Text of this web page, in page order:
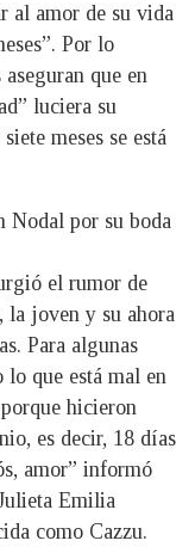
al amor de su vida
Por lo
que en
luciera su
meses se está
por su boda
el rumor de
la joven y su ahora
Para algunas
lo que está mal en
hicieron
es decir, 18 días
amor” informó
Emilia
como Cazzu.